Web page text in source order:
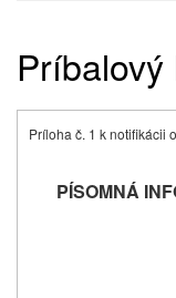
Príloha č. 1 k notifikácii
PÍSOMNÁ